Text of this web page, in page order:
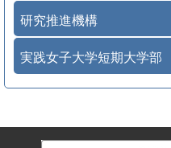
研究推進機構
実践女子大学短期大学部